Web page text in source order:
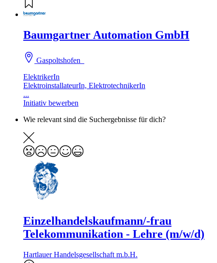
Baumgartner Automation GmbH
Gaspoltshofen
ElektrikerIn
ElektroinstallateurIn, ElektrotechnikerIn
...
Initiativ bewerben
Wie relevant sind die Suchergebnisse für dich?
Einzelhandelskaufmann/-frau
Telekommunikation - Lehre (m/w/d)
Hartlauer Handelsgesellschaft m.b.H.